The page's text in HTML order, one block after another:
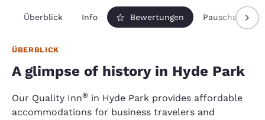
Überblick Info Bewertungen
ÜBERBLICK
A glimpse of history in Hyde Park
Our Quality Inn® in Hyde Park provides affordable
accommodations for business travelers and